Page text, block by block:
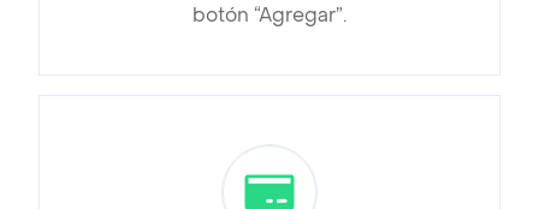
botón “Agregar”.